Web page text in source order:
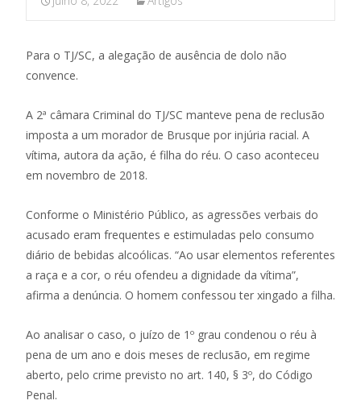
Para o TJ/SC, a alegação de ausência de dolo não
convence.
A 2ª câmara Criminal do TJ/SC manteve pena de reclusão
imposta a um morador de Brusque por injúria racial. A
vítima, autora da ação, é filha do réu. O caso aconteceu
em novembro de 2018.
Conforme o Ministério Público, as agressões verbais do
acusado eram frequentes e estimuladas pelo consumo
diário de bebidas alcoólicas. “Ao usar elementos referentes
a raça e a cor, o réu ofendeu a dignidade da vítima”,
afirma a denúncia. O homem confessou ter xingado a filha.
Ao analisar o caso, o juízo de 1º grau condenou o réu à
pena de um ano e dois meses de reclusão, em regime
aberto, pelo crime previsto no art. 140, § 3º, do Código
Penal.